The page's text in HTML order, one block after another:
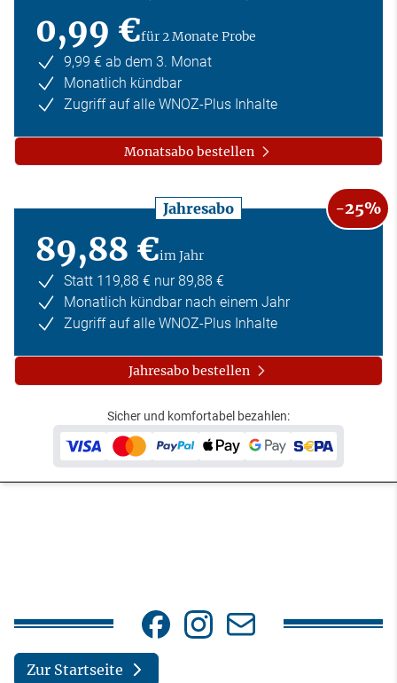
0,99 €für 2 Monate Probe
9,99 € ab dem 3. Monat
Monatlich kündbar
Zugriff auf alle WNOZ-Plus Inhalte
Monatsabo bestellen
Jahresabo -25%
89,88 €im Jahr
Statt 119,88 € nur 89,88 €
Monatlich kündbar nach einem Jahr
Zugriff auf alle WNOZ-Plus Inhalte
Jahresabo bestellen
Sicher und komfortabel bezahlen:
Zur Startseite